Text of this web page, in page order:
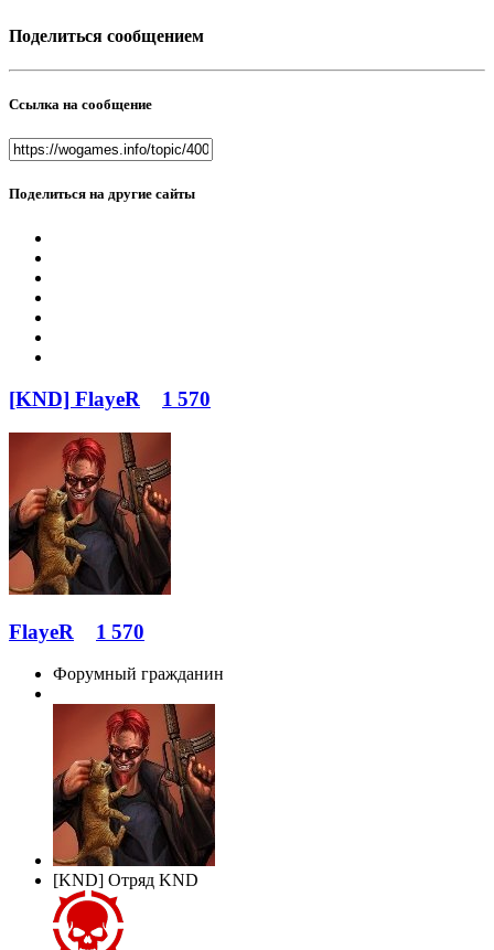
Поделиться сообщением
Ссылка на сообщение
Поделиться на другие сайты
[KND] FlayeR 1 570
FlayeR 1 570
Форумный гражданин
[KND] Отряд KND